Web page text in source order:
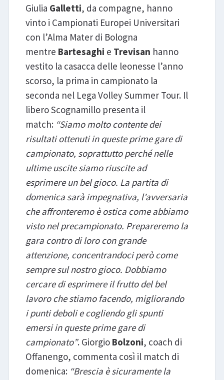
Giulia Galletti, da compagne, hanno
vinto i Campionati Europei Universitari
con l’Alma Mater di Bologna
mentre Bartesaghi e Trevisan hanno
vestito la casacca delle leonesse l’anno
scorso, la prima in campionato la
seconda nel Lega Volley Summer Tour. Il
libero Scognamillo presenta il
match: “Siamo molto contente dei
risultati ottenuti in queste prime gare di
campionato, soprattutto perché nelle
ultime uscite siamo riuscite ad
esprimere un bel gioco. La partita di
domenica sarà impegnativa, l’avversaria
che affronteremo è ostica come abbiamo
visto nel precampionato. Prepareremo la
gara contro di loro con grande
attenzione, concentrandoci però come
sempre sul nostro gioco. Dobbiamo
cercare di esprimere il frutto del bel
lavoro che stiamo facendo, migliorando
i punti deboli e cogliendo gli spunti
emersi in queste prime gare di
campionato”. Giorgio Bolzoni, coach di
Offanengo, commenta così il match di
domenica: “Brescia è sicuramente la